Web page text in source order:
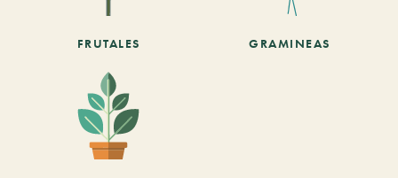
FRUTALES GRAMINEAS